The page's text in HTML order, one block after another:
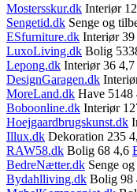
Mostersskur.dk Interiør
Sengetid.dk Senge og
ESfurniture.dk Interiør 39
LuxoLiving.dk Bolig
Lepong.dk Interiør 36 4,7
DesignGaragen.dk
MoreLand.dk Have 5148
Boboonline.dk Interiør
Hoejgaardbrugskunst.dk
Illux.dk Dekoration 235
RAW58.dk Bolig 68 4,6
BedreNætter.dk Senge
Bydahlliving.dk Bolig 98